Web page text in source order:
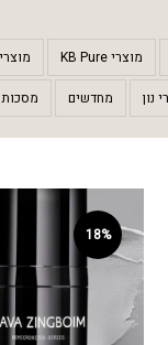
מוצרי KB Pure
נון מחדשים מסכות
18%